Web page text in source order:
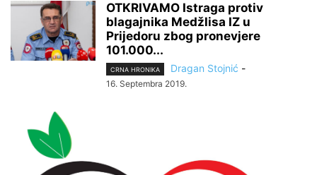
OTKRIVAMO Istraga protiv
blagajnika Medžlisa IZ u
Prijedoru zbog pronevjere
101.000...
CRNA HRONIKA Dragan Stojnić -
16. Septembra 2019.